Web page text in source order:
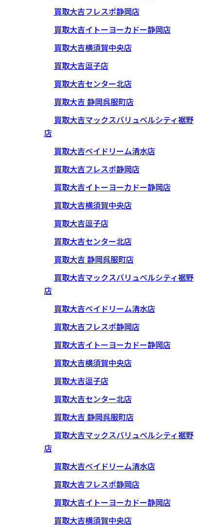
買取大吉フレスポ静岡店
買取大吉イトーヨーカドー静岡店
買取大吉横須賀中央店
買取大吉逗子店
買取大吉センター北店
買取大吉 静岡呉服町店
買取大吉マックスバリュベルシティ裾野
店
買取大吉ベイドリーム清水店
買取大吉フレスポ静岡店
買取大吉イトーヨーカドー静岡店
買取大吉横須賀中央店
買取大吉逗子店
買取大吉センター北店
買取大吉 静岡呉服町店
買取大吉マックスバリュベルシティ裾野
店
買取大吉ベイドリーム清水店
買取大吉フレスポ静岡店
買取大吉イトーヨーカドー静岡店
買取大吉横須賀中央店
買取大吉逗子店
買取大吉センター北店
買取大吉 静岡呉服町店
買取大吉マックスバリュベルシティ裾野
店
買取大吉ベイドリーム清水店
買取大吉フレスポ静岡店
買取大吉イトーヨーカドー静岡店
買取大吉横須賀中央店